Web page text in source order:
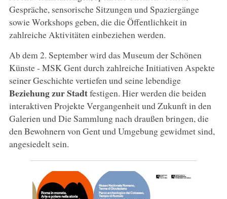
Gespräche, sensorische Sitzungen und Spaziergänge
sowie Workshops geben, die die Öffentlichkeit in
zahlreiche Aktivitäten einbeziehen werden.
Ab dem 2. September wird das Museum der Schönen
Künste - MSK Gent durch zahlreiche Initiativen Aspekte
seiner Geschichte vertiefen und seine lebendige
Beziehung zur Stadtfestigen. Hier werden die beiden
interaktiven Projekte Vergangenheit und Zukunft in den
Galerien und Die Sammlung nach draußen bringen, die
den Bewohnern von Gent und Umgebung gewidmet sind,
angesiedelt sein.